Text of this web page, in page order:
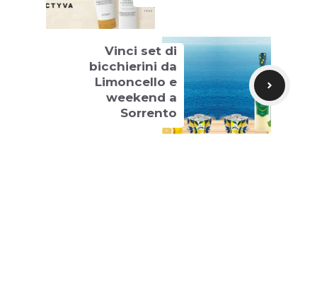
Vinci set di
bicchierini da
Limoncello e
weekend a
Sorrento